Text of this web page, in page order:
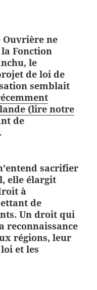
Ouvrière ne
Fonction
le
de loi de
semblait
(lire notre
de
sacrifier
elle élargit
à
de
. Un droit qui
reconnaissance
régions, leur
et les